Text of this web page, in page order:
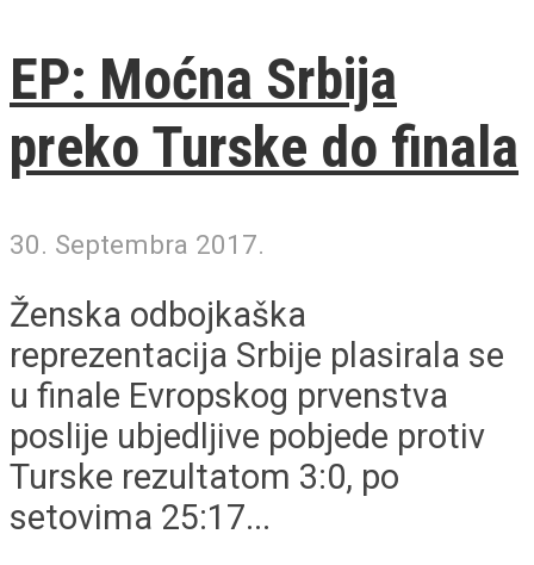
EP: Moćna Srbija
preko Turske do finala
30. Septembra 2017.
Ženska odbojkaška
reprezentacija Srbije plasirala se
u finale Evropskog prvenstva
poslije ubjedljive pobjede protiv
Turske rezultatom 3:0, po
setovima 25:17...